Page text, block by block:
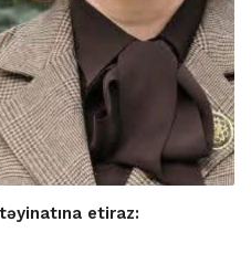
etiraz: